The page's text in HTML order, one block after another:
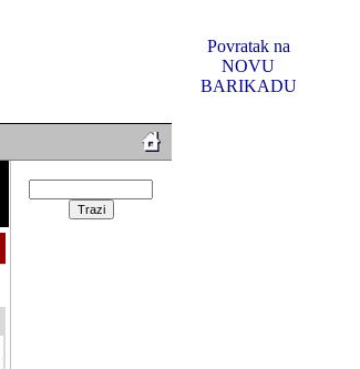
Povratak na
NOVU
BARIKADU